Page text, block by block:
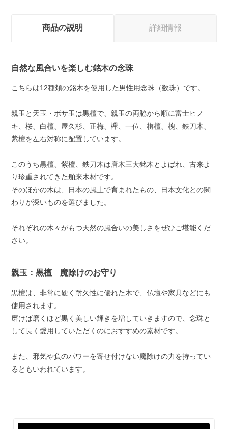
商品の説明 詳細情報
自然な風合いを楽しむ銘木の念珠
こちらは12種類の銘木を使用した男性用念珠（数珠）です。
親玉と天玉・ボサ玉は黒檀で、親玉の両脇から順に富士ヒノ
キ、桜、白檀、屋久杉、正梅、欅、一位、栴檀、槐、鉄刀木、
紫檀を左右対称に配置しています。
このうち黒檀、紫檀、鉄刀木は唐木三大銘木とよばれ、古来よ
り珍重されてきた舶来木材です。
そのほかの木は、日本の風土で育まれたもの、日本文化との関
わりが深いものを選びました。
それぞれの木々がもつ天然の風合いの美しさをぜひご堪能くだ
さい。
親玉：黒檀 魔除けのお守り
黒檀は、非常に硬く耐久性に優れた木で、仏壇や家具などにも
使用されます。
磨けば磨くほど黒く美しい輝きを増していきますので、念珠と
して長く愛用していただくのにおすすめの素材です。
また、邪気や負のパワーを寄せ付けない魔除けの力を持ってい
るともいわれています。